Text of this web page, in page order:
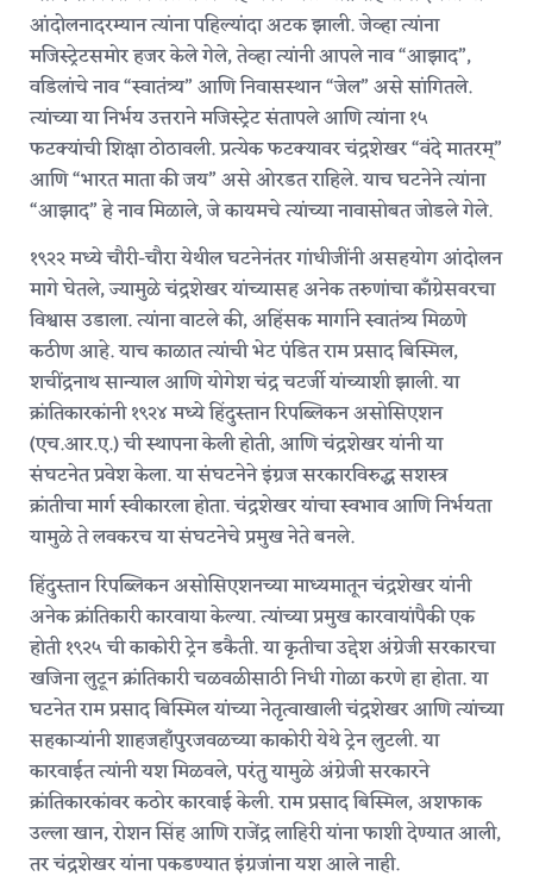
आंदोलनादरम्यान त्यांना पहिल्यांदा अटक झाली. जेव्हा त्यांना
मजिस्ट्रेटसमोर हजर केले गेले, तेव्हा त्यांनी आपले नाव “आझाद”,
वडिलांचे नाव “स्वातंत्र्य” आणि निवासस्थान “जेल” असे सांगितले.
त्यांच्या या निर्भय उत्तराने मजिस्ट्रेट संतापले आणि त्यांना १५
फटक्यांची शिक्षा ठोठावली. प्रत्येक फटक्यावर चंद्रशेखर “वंदे मातरम्”
आणि “भारत माता की जय” असे ओरडत राहिले. याच घटनेने त्यांना
“आझाद” हे नाव मिळाले, जे कायमचे त्यांच्या नावासोबत जोडले गेले.
१९२२ मध्ये चौरी-चौरा येथील घटनेनंतर गांधीजींनी असहयोग आंदोलन
मागे घेतले, ज्यामुळे चंद्रशेखर यांच्यासह अनेक तरुणांचा काँग्रेसवरचा
विश्वास उडाला. त्यांना वाटले की, अहिंसक मार्गाने स्वातंत्र्य मिळणे
कठीण आहे. याच काळात त्यांची भेट पंडित राम प्रसाद बिस्मिल,
शचींद्रनाथ सान्याल आणि योगेश चंद्र चटर्जी यांच्याशी झाली. या
क्रांतिकारकांनी १९२४ मध्ये हिंदुस्तान रिपब्लिकन असोसिएशन
(एच.आर.ए.) ची स्थापना केली होती, आणि चंद्रशेखर यांनी या
संघटनेत प्रवेश केला. या संघटनेने इंग्रज सरकारविरुद्ध सशस्त्र
क्रांतीचा मार्ग स्वीकारला होता. चंद्रशेखर यांचा स्वभाव आणि निर्भयता
यामुळे ते लवकरच या संघटनेचे प्रमुख नेते बनले.
हिंदुस्तान रिपब्लिकन असोसिएशनच्या माध्यमातून चंद्रशेखर यांनी
अनेक क्रांतिकारी कारवाया केल्या. त्यांच्या प्रमुख कारवायांपैकी एक
होती १९२५ ची काकोरी ट्रेन डकैती. या कृतीचा उद्देश अंग्रेजी सरकारचा
खजिना लुटून क्रांतिकारी चळवळीसाठी निधी गोळा करणे हा होता. या
घटनेत राम प्रसाद बिस्मिल यांच्या नेतृत्वाखाली चंद्रशेखर आणि त्यांच्या
सहकाऱ्यांनी शाहजहाँपुरजवळच्या काकोरी येथे ट्रेन लुटली. या
कारवाईत त्यांनी यश मिळवले, परंतु यामुळे अंग्रेजी सरकारने
क्रांतिकारकांवर कठोर कारवाई केली. राम प्रसाद बिस्मिल, अशफाक
उल्ला खान, रोशन सिंह आणि राजेंद्र लाहिरी यांना फाशी देण्यात आली,
तर चंद्रशेखर यांना पकडण्यात इंग्रजांना यश आले नाही.